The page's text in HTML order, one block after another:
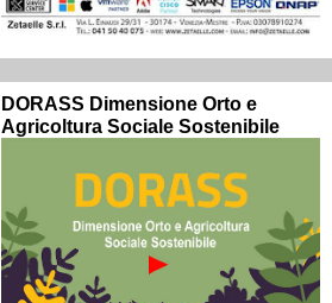
DORASS Dimensione Orto e
Agricoltura Sociale Sostenibile